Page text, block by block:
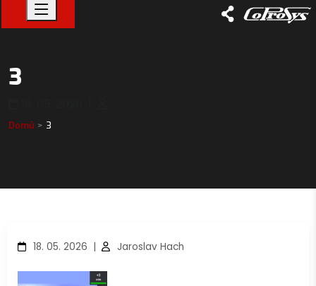
3
Domů 3
18. 05. 2026 | Jaroslav Hach